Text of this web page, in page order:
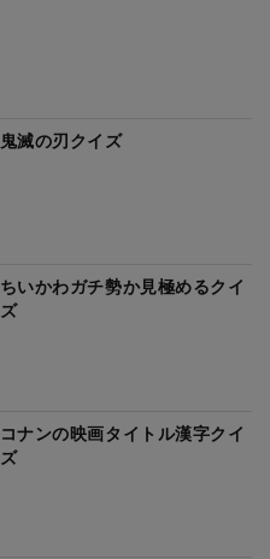
鬼滅の刃クイズ
ちいかわガチ勢か見極めるクイ
ズ
コナンの映画タイトル漢字クイ
ズ